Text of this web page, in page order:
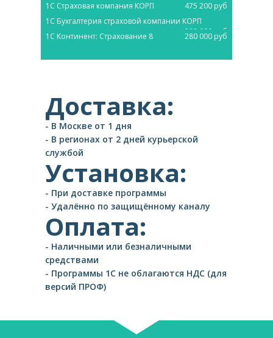
1С Страховая компания КОРП
475 200 руб
1С Бухгалтерия страховой компании КОРП
288 000 руб
1С Континент: Страхование 8 280 000 руб
Доставка:
- В Москве от 1 дня
- В регионах от 2 дней курьерской
службой
Установка:
- При доставке программы
- Удалённо по защищённому каналу
Оплата:
- Наличными или безналичными
средствами
- Программы 1С не облагаются НДС (для
версий ПРОФ)